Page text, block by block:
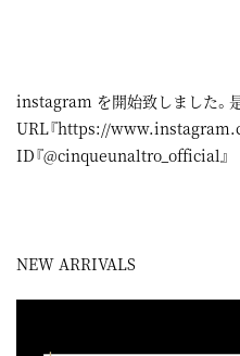
instagram を開始致しました。
URL『https://
ID『@cinqueunaltro_official』
NEW ARRIVALS